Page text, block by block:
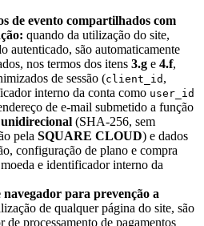
de evento compartilhados com
quando da utilização do site,
autenticado, são automaticamente
nos termos dos itens 3.g e 4.f,
de sessão (client_id ,
interno da conta como user_id
de e-mail submetido a função
(SHA-256, sem
pela SQUARE CLOUD) e dados
configuração de plano e compra
e identificador interno da
navegador para prevenção a
de qualquer página do site, são
de processamento de pagamentos